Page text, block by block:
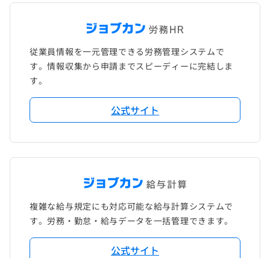
従業員情報を一元管理できる労務管理システムで
す。情報収集から申請までスピーディーに完結しま
す。
公式サイト
複雑な給与規定にも対応可能な給与計算システムで
す。労務・勤怠・給与データを一括管理できます。
公式サイト